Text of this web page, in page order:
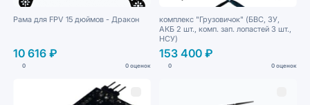
Рама для FPV 15 дюймов - Дракон
10 616 ₽
0 0 оценок
комплекс "Грузовичок" (БВС, ЗУ,
АКБ 2 шт., комп. зап. лопастей 3 шт.,
НСУ)
153 400 ₽
0 0 оценок